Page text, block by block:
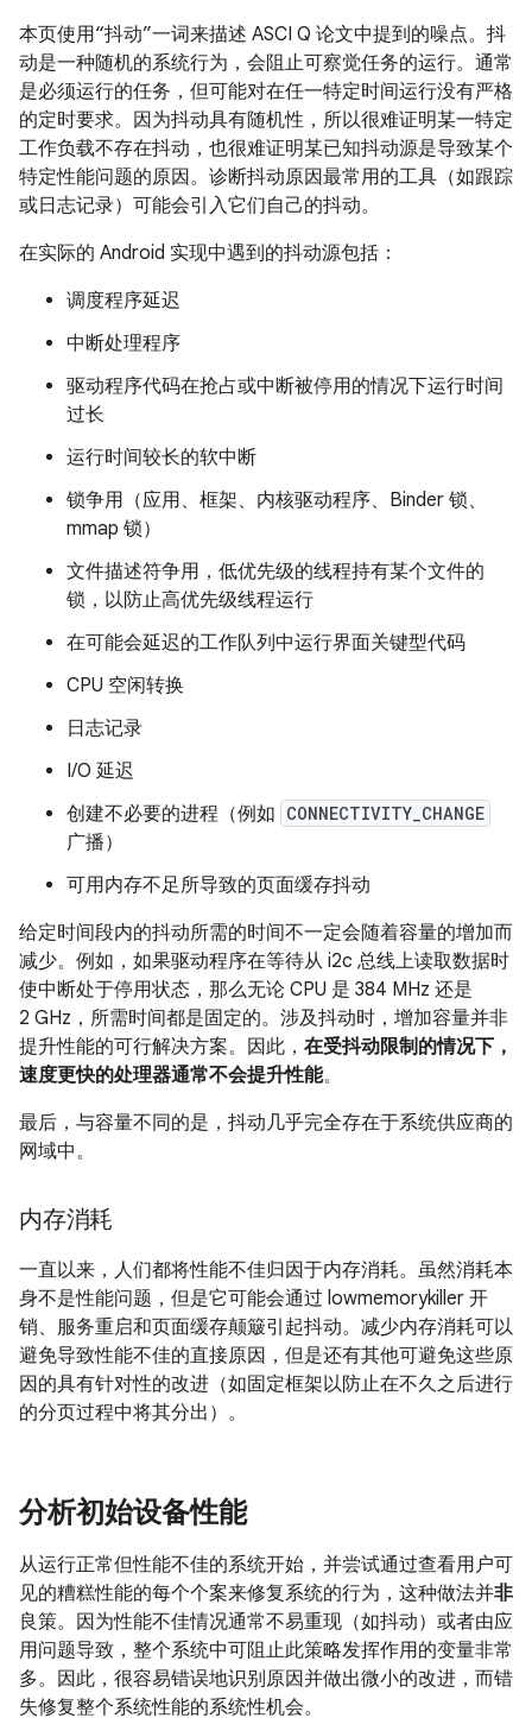
本页使用“抖动”一词来描述 ASCI Q 论文中提到的噪点。 抖
动是一种随机的系统行为，会阻止可察觉任务的运行。通常
是必须运行的任务，但可能对在任一特定时间运行没有严格
的定时要求。因为抖动具有随机性，所以很难证明某一特定
工作负载不存在抖动，也很难证明某已知抖动源是导致某个
特定性能问题的原因。诊断抖动原因最常用的工具（如跟踪
或日志记录）可能会引入它们自己的抖动。
在实际的 Android 实现中遇到的抖动源包括：
调度程序延迟
中断处理程序
驱动程序代码在抢占或中断被停用的情况下运行时间
过长
运行时间较长的软中断
锁争用（应用、框架、内核驱动程序、Binder 锁、
mmap 锁）
文件描述符争用，低优先级的线程持有某个文件的
锁，以防止高优先级线程运行
在可能会延迟的工作队列中运行界面关键型代码
CPU 空闲转换
日志记录
I/O 延迟
创建不必要的进程（例如 CONNECTIVITY_CHANGE
广播）
可用内存不足所导致的页面缓存抖动
给定时间段内的抖动所需的时间不一定会随着容量的增加而
减少。例如，如果驱动程序在等待从 i2c 总线上读取数据时
使中断处于停用状态，那么无论 CPU 是 384 MHz 还是
2 GHz，所需时间都是固定的。涉及抖动时，增加容量并非
提升性能的可行解决方案。因此， 在受抖动限制的情况下，
速度更快的处理器通常不会提升性能。
最后，与容量不同的是，抖动几乎完全存在于系统供应商的
网域中。
内存消耗
一直以来，人们都将性能不佳归因于内存消耗。虽然消耗本
身不是性能问题，但是它可能会通过 lowmemorykiller 开
销、服务重启和页面缓存颠簸引起抖动。减少内存消耗可以
避免导致性能不佳的直接原因，但是还有其他可避免这些原
因的具有针对性的改进（如固定框架以防止在不久之后进行
的分页过程中将其分出）。
分析初始设备性能
从运行正常但性能不佳的系统开始，并尝试通过查看用户可
见的糟糕性能的每个个案来修复系统的行为，这种做法并非
良策。因为性能不佳情况通常不易重现（如抖动）或者由应
用问题导致，整个系统中可阻止此策略发挥作用的变量非常
多。因此，很容易错误地识别原因并做出微小的改进，而错
失修复整个系统性能的系统性机会。